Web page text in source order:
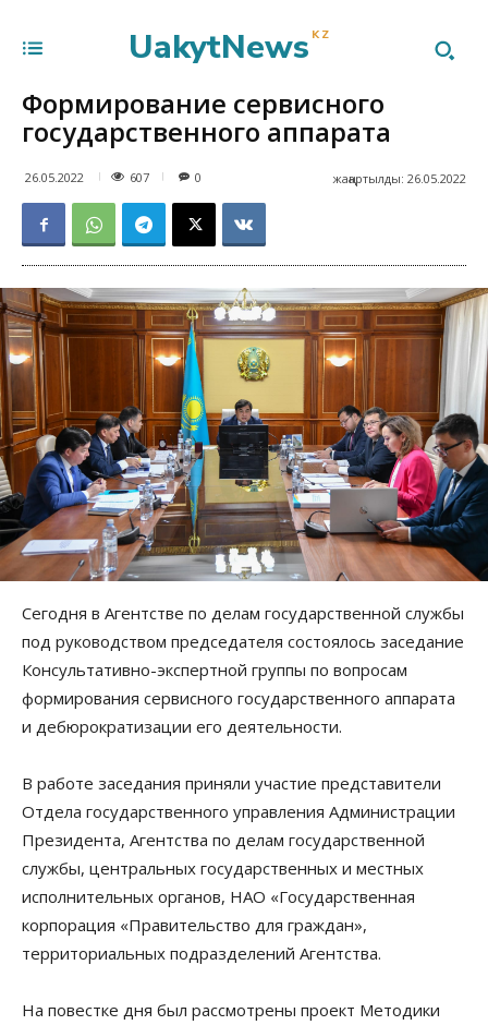
UakytNews KZ
Формирование сервисного
государственного аппарата
26.05.2022 607 жаңартылды: 26.05.2022
0
Сегодня в Агентстве по делам государственной службы
под руководством председателя состоялось заседание
Консультативно-экспертной группы по вопросам
формирования сервисного государственного аппарата
и дебюрократизации его деятельности.
В работе заседания приняли участие представители
Отдела государственного управления Администрации
Президента, Агентства по делам государственной
службы, центральных государственных и местных
исполнительных органов, НАО «Государственная
корпорация «Правительство для граждан»,
территориальных подразделений Агентства.
На повестке дня был рассмотрены проект Методики